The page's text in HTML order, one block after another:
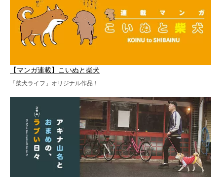
【マンガ連載】こいぬと柴犬
「柴犬ライフ」オリジナル作品！